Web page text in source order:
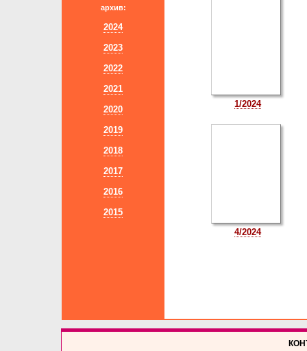
архив:
2024
2023
2022
2021
2020
2019
2018
2017
2016
2015
1/2024
4/2024